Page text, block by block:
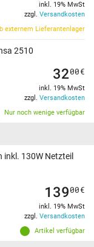
externem Lieferantenlager
inkl. 19% MwSt
zzgl. Versandkosten
2510
Nur noch wenige verfügbar
3200€
inkl. 19% MwSt
zzgl. Versandkosten
inkl. 130W Netzteil
Artikel verfügbar
13900€
inkl. 19% MwSt
zzgl. Versandkosten